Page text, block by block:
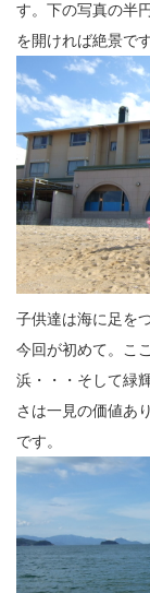
す。下の写真の半
を開ければ絶景です
子供達は海に足を
今回が初めて。こ
浜・・・そして緑
さは一見の価値あ
です。